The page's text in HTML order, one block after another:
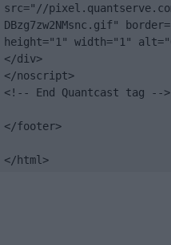
src="//
DBzg7zw2NMsnc.gif"
height="1" width="1"
</div>
</noscript>
<!-- End Quantcast tag -->
</footer>
</html>